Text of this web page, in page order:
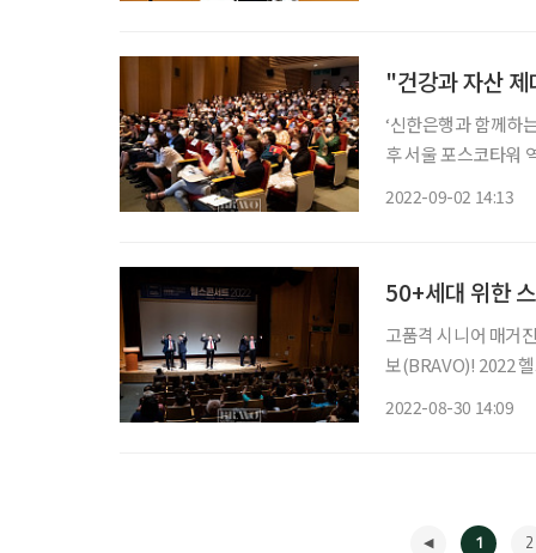
"건강과 자산
‘신한은행과 함께하
후 서울 포스코타워
2022-09-02 14:13
50+세대 위한
고품격 시니어 매거진 ‘브라
보(BRAVO)! 2022
2022-08-30 14:09
1 2